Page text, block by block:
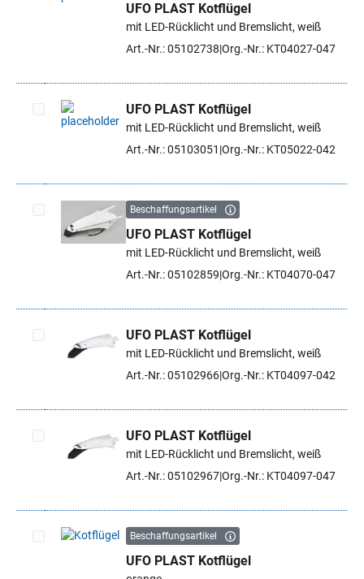
Artikel auswählen
UFO PLAST Kotflügel
mit LED-Rücklicht und Bremslicht, weiß
Art.-Nr.: 05102738 Org.-Nr.: KT04027-047
Artikel auswählen
UFO PLAST Kotflügel
mit LED-Rücklicht und Bremslicht, weiß
Art.-Nr.: 05103051 Org.-Nr.: KT05022-042
Artikel auswählen
Beschaffungsartikel
UFO PLAST Kotflügel
mit LED-Rücklicht und Bremslicht, weiß
Art.-Nr.: 05102859 Org.-Nr.: KT04070-047
Artikel auswählen
UFO PLAST Kotflügel
mit LED-Rücklicht und Bremslicht, weiß
Art.-Nr.: 05102966Org.-Nr.: KT04097-042
Artikel auswählen
UFO PLAST Kotflügel
mit LED-Rücklicht und Bremslicht, weiß
Art.-Nr.: 05102967Org.-Nr.: KT04097-047
Artikel auswählen
Beschaffungsartikel
UFO PLAST Kotflügel